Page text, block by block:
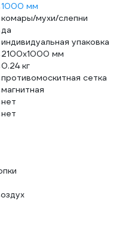
1000 мм
комары/мухи/слепни
да
индивидуальная упаковка
2100х1000 мм
0.24 кг
противомоскитная сетка
магнитная
нет
нет